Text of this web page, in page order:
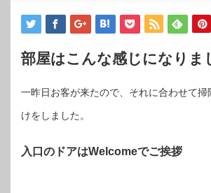
部屋はこんな感じになりま
一昨日お客が来たので、それに合わせて掃
けをしました。
入口のドアはWelcomeでご挨拶